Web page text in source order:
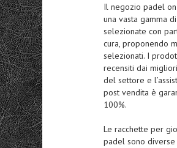
Il negozio padel
una vasta gamma
selezionate con
cura, proponendo
selezionati. I
recensiti dai
del settore e
post vendita è
100%.
Le racchette per
padel sono